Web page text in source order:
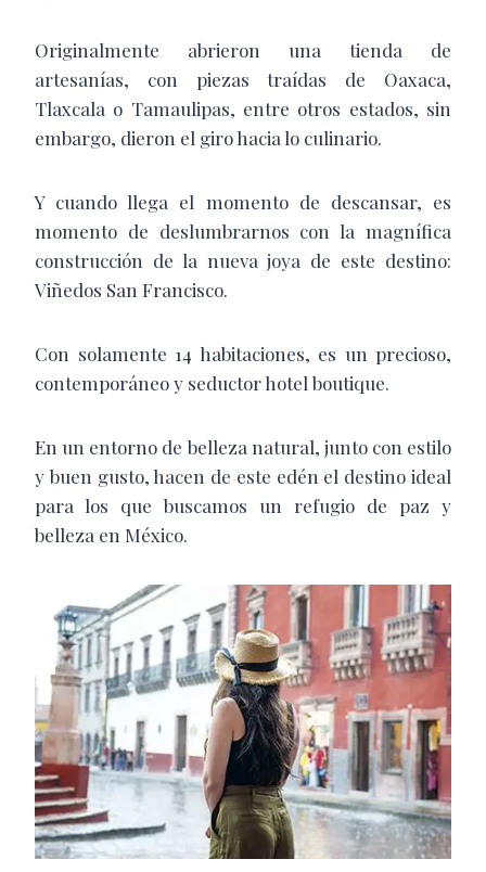
Originalmente abrieron una tienda de
artesanías, con piezas traídas de Oaxaca,
Tlaxcala o Tamaulipas, entre otros estados, sin
embargo, dieron el giro hacia lo culinario.
Y cuando llega el momento de descansar, es
momento de deslumbrarnos con la magnífica
construcción de la nueva joya de este destino:
Viñedos San Francisco.
Con solamente 14 habitaciones, es un precioso,
contemporáneo y seductor hotel boutique.
En un entorno de belleza natural, junto con estilo
y buen gusto, hacen de este edén el destino ideal
para los que buscamos un refugio de paz y
belleza en México.